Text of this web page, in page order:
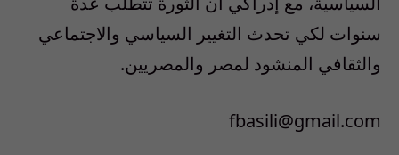
سنوات لكي تحدث التغيير السياسي والاجتماعي
والثقافي المنشود لمصر والمصريين.
fbasili@gmail.com